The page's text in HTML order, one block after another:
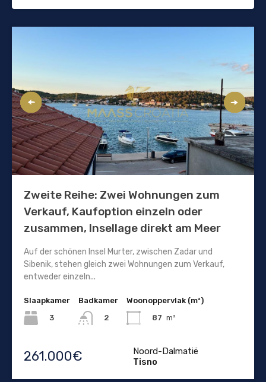
Zweite Reihe: Zwei Wohnungen zum
Verkauf, Kaufoption einzeln oder
zusammen, Insellage direkt am Meer
Auf der schönen Insel Murter, zwischen Zadar und
Sibenik, stehen gleich zwei Wohnungen zum Verkauf,
entweder einzeln...
Slaapkamer
3
Badkamer
2
Woonoppervlak (m²)
87 m²
261.000€
Noord-Dalmatië
Tisno